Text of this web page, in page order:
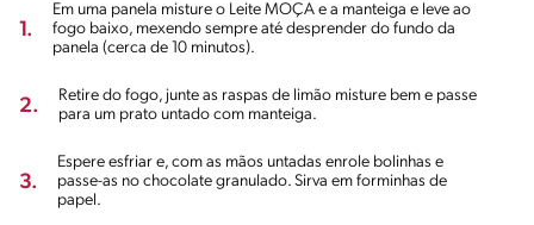
1.
Em uma panela misture o Leite MOÇA e a manteiga e leve ao
fogo baixo, mexendo sempre até desprender do fundo da
panela (cerca de 10 minutos).
2.
Retire do fogo, junte as raspas de limão misture bem e passe
para um prato untado com manteiga.
3.
Espere esfriar e, com as mãos untadas enrole bolinhas e
passe-as no chocolate granulado. Sirva em forminhas de
papel.